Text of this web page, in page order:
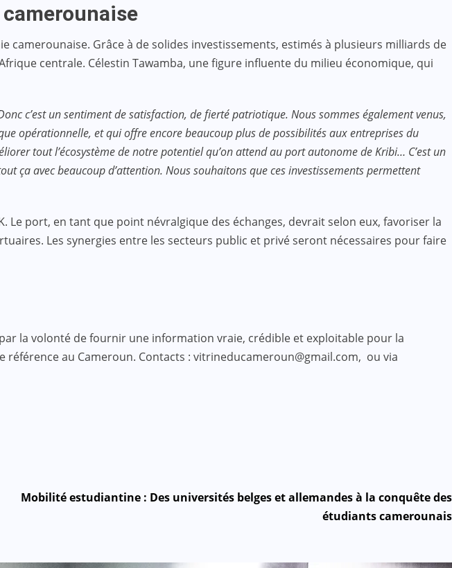
camerounaise. Grâce à de solides investissements, estimés à plusieurs milliards de
centrale. Célestin Tawamba, une figure influente du milieu économique, qui
c’est un sentiment de satisfaction, de fierté patriotique. Nous sommes également venus,
opérationnelle, et qui offre encore beaucoup plus de possibilités aux entreprises du
tout l’écosystème de notre potentiel qu’on attend au port autonome de Kribi… C’est un
ça avec beaucoup d’attention. Nous souhaitons que ces investissements permettent
Le port, en tant que point névralgique des échanges, devrait selon eux, favoriser la
Les synergies entre les secteurs public et privé seront nécessaires pour faire
la volonté de fournir une information vraie, crédible et exploitable pour la
au Cameroun. Contacts : vitrineducameroun@gmail.com, ou via
Mobilité estudiantine : Des universités belges et allemandes à la conquête des
étudiants camerounais